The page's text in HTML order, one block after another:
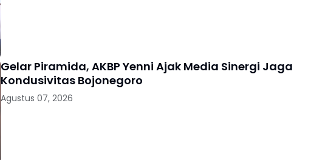
Gelar Piramida, AKBP Yenni Ajak Media Sinergi Jaga
Kondusivitas Bojonegoro
Agustus 07, 2026